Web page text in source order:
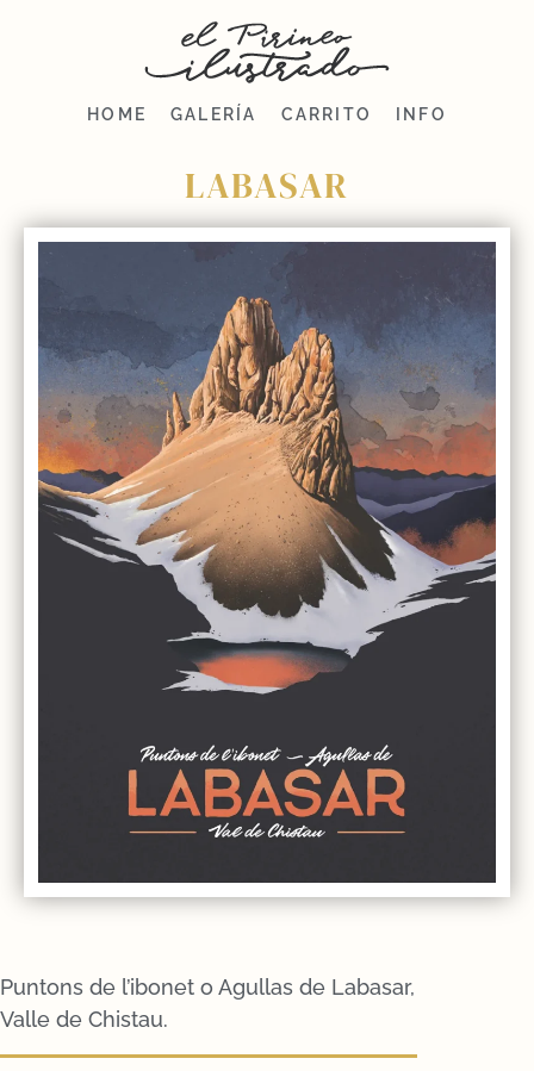
HOME GALERÍA CARRITO INFO
LABASAR
Puntons de l’ibonet o Agullas de Labasar,
Valle de Chistau.